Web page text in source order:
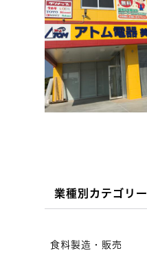
業種別カテゴリー
食料製造・販売